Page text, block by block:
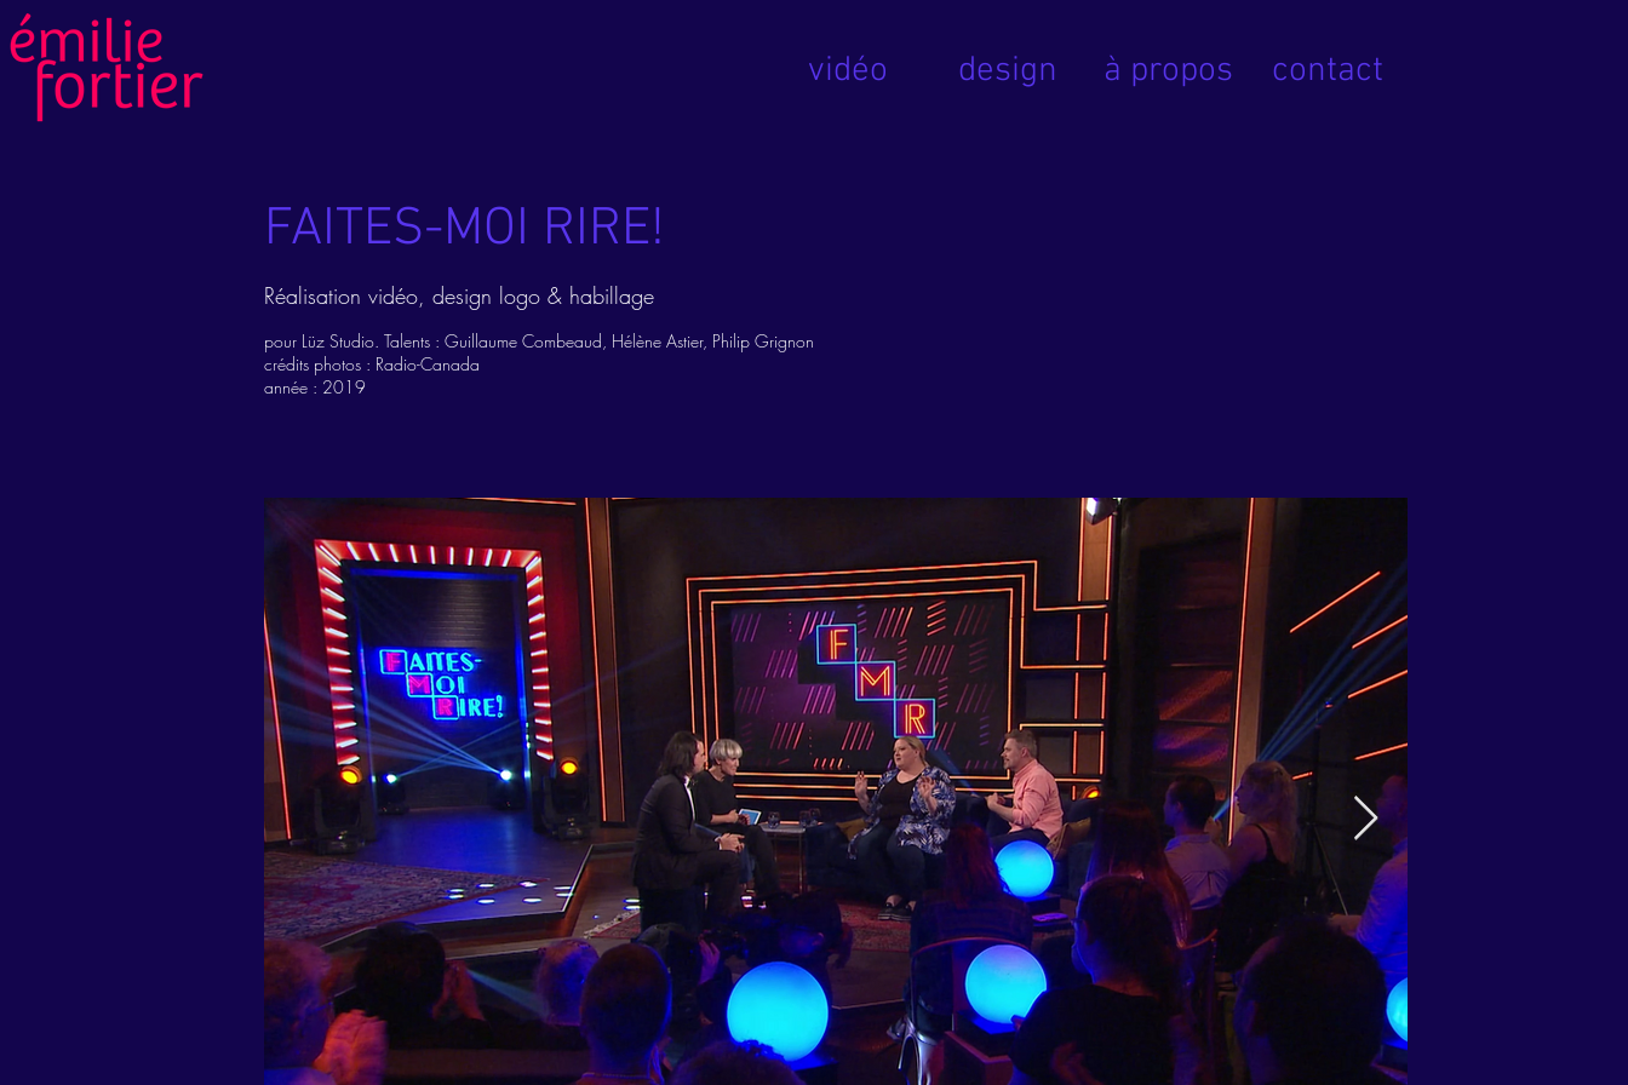
vidéo design à propos contact
FAITES-MOI RIRE!
Réalisation vidéo, design logo & habillage
pour Lüz Studio. Talents : Guillaume Combeaud, Hélène Astier, Philip Grignon
crédits photos : Radio-Canada
année : 2019